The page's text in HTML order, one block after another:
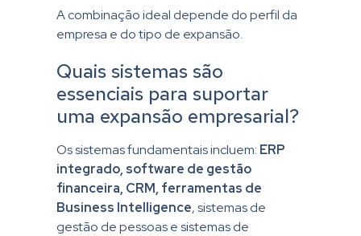
A combinação ideal depende do perfil da
empresa e do tipo de expansão.
Quais sistemas são
essenciais para suportar
uma expansão empresarial?
Os sistemas fundamentais incluem: ERP
integrado, software de gestão
financeira, CRM, ferramentas de
Business Intelligence, sistemas de
gestão de pessoas e sistemas de